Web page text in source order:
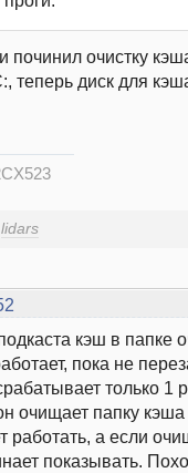
починил очистку
теперь диск для
lidars
кэш в папке
пока не
только 1
очищает папку
работать, а если
показывать.